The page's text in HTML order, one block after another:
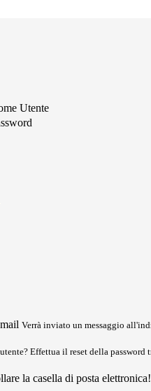
Utente
Verrà inviato un messaggio
Effettua il reset della password
la casella di posta elettronica!